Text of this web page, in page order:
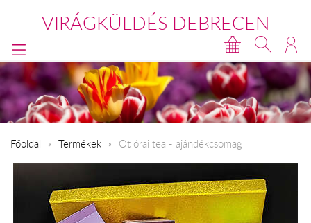
VIRÁGKÜLDÉS DEBRECEN
Főoldal Termékek Öt órai tea - ajándékcsomag